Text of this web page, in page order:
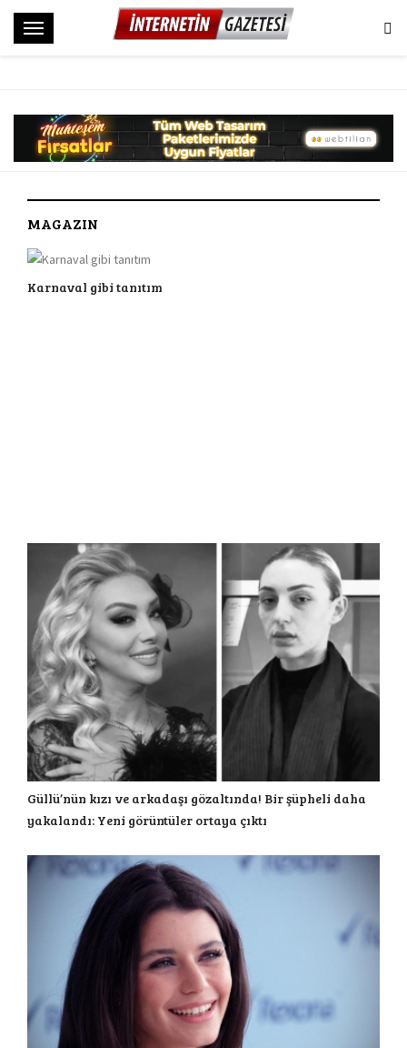
M
MAGAZIN
Karnaval gibi tanıtım
Güllü’nün kızı ve arkadaşı gözaltında! Bir şüpheli daha
yakalandı: Yeni görüntüler ortaya çıktı